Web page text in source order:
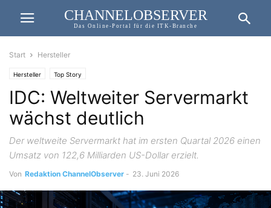
CHANNELOBSERVER
Das Online-Portal für die ITK-Branche
Start Hersteller
Hersteller Top Story
IDC: Weltweiter Servermarkt
wächst deutlich
Der weltweite Servermarkt hat im ersten Quartal 2026 einen
Umsatz von 122,6 Milliarden US-Dollar erzielt.
Von Redaktion ChannelObserver - 23. Juni 2026